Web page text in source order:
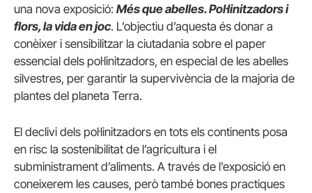
una nova exposició: Més que abelles. Pol·linitzadors i
flors, la vida en joc. L’objectiu d’aquesta és donar a
conèixer i sensibilitzar la ciutadania sobre el paper
essencial dels pol·linitzadors, en especial de les abelles
silvestres, per garantir la supervivència de la majoria de
plantes del planeta Terra.
El declivi dels pol·linitzadors en tots els continents posa
en risc la sostenibilitat de l’agricultura i el
subministrament d’aliments. A través de l’exposició en
coneixerem les causes, però també bones practiques